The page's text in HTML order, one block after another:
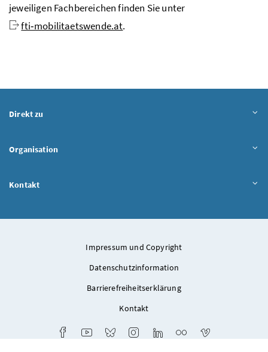
jeweiligen Fachbereichen finden Sie unter
fti‑mobilitaetswende.at.
Direkt zu
Organisation
Kontakt
Impressum und Copyright
Datenschutzinformation
Barrierefreiheitserklärung
Kontakt
FacebookYoutube Bluesky InstagramLinkedIn Flickr